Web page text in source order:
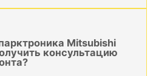
Mitsubishi
консультацию